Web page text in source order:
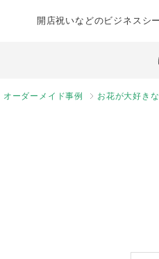
開店祝いなどのビジネスシ
オーダーメイド事例 お花が大好き